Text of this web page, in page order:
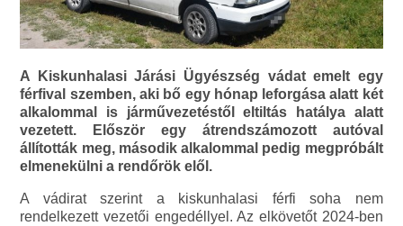
A Kiskunhalasi Járási Ügyészség vádat emelt egy
férfival szemben, aki bő egy hónap leforgása alatt két
alkalommal is járművezetéstől eltiltás hatálya alatt
vezetett. Először egy átrendszámozott autóval
állították meg, második alkalommal pedig megpróbált
elmenekülni a rendőrök elől.
A vádirat szerint a kiskunhalasi férfi soha nem
rendelkezett vezetői engedéllyel. Az elkövetőt 2024-ben